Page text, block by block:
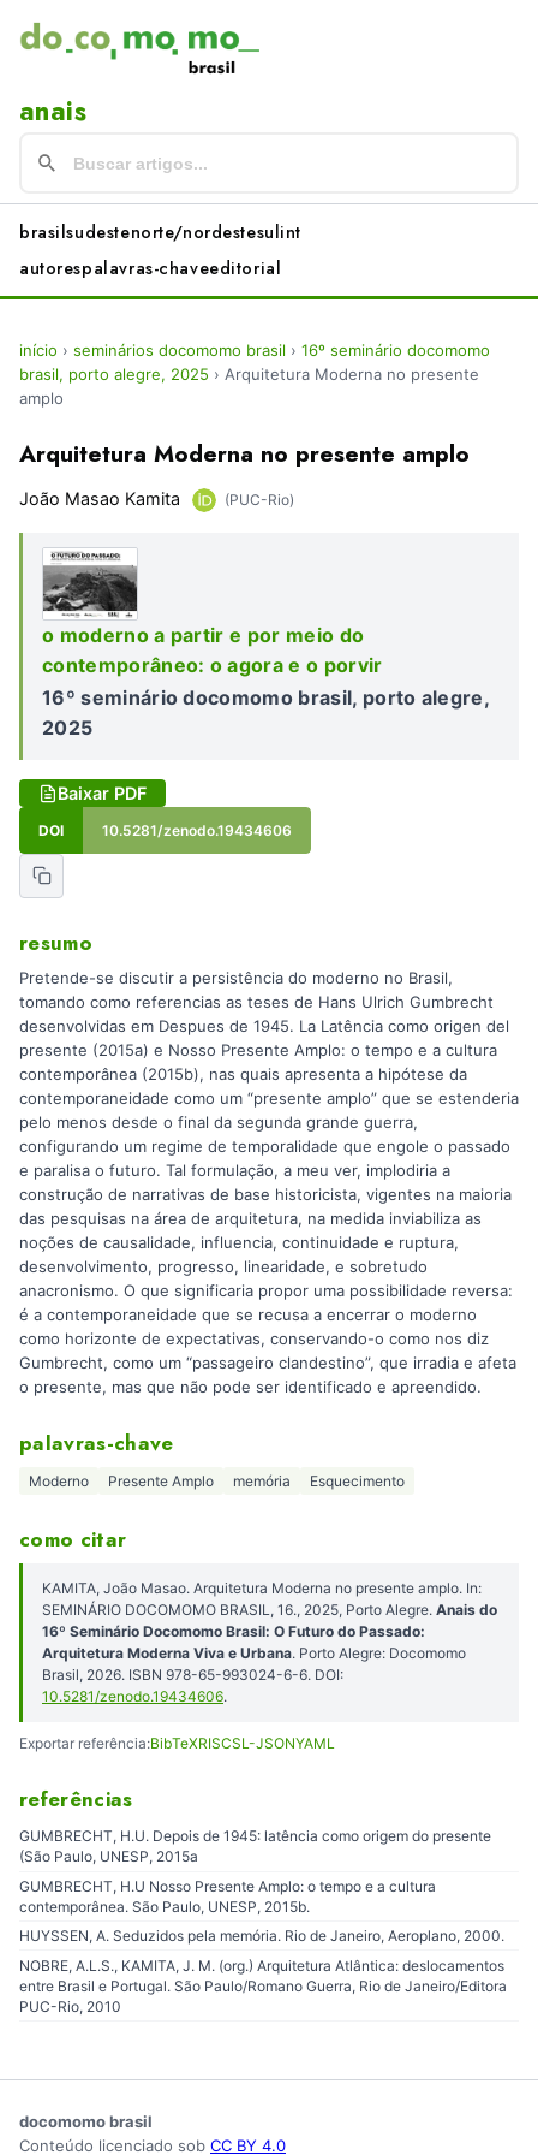
anais
brasilsudestenorte/nordestesulint
autorespalavras-chaveeditorial
início › seminários docomomo brasil › 16º seminário docomomo
brasil, porto alegre, 2025 › Arquitetura Moderna no presente
amplo
Arquitetura Moderna no presente amplo
João Masao Kamita (PUC-Rio)
o moderno a partir e por meio do
contemporâneo: o agora e o porvir
16º seminário docomomo brasil, porto alegre,
2025
Baixar PDF
DOI 10.5281/zenodo.19434606
resumo
Pretende-se discutir a persistência do moderno no Brasil,
tomando como referencias as teses de Hans Ulrich Gumbrecht
desenvolvidas em Despues de 1945. La Latência como origen del
presente (2015a) e Nosso Presente Amplo: o tempo e a cultura
contemporânea (2015b), nas quais apresenta a hipótese da
contemporaneidade como um “presente amplo” que se estenderia
pelo menos desde o final da segunda grande guerra,
configurando um regime de temporalidade que engole o passado
e paralisa o futuro. Tal formulação, a meu ver, implodiria a
construção de narrativas de base historicista, vigentes na maioria
das pesquisas na área de arquitetura, na medida inviabiliza as
noções de causalidade, influencia, continuidade e ruptura,
desenvolvimento, progresso, linearidade, e sobretudo
anacronismo. O que significaria propor uma possibilidade reversa:
é a contemporaneidade que se recusa a encerrar o moderno
como horizonte de expectativas, conservando-o como nos diz
Gumbrecht, como um “passageiro clandestino”, que irradia e afeta
o presente, mas que não pode ser identificado e apreendido.
palavras-chave
Moderno Presente Amplo memória Esquecimento
como citar
KAMITA, João Masao. Arquitetura Moderna no presente amplo. In:
SEMINÁRIO DOCOMOMO BRASIL, 16., 2025, Porto Alegre. Anais do
16º Seminário Docomomo Brasil: O Futuro do Passado:
Arquitetura Moderna Viva e Urbana. Porto Alegre: Docomomo
Brasil, 2026. ISBN 978-65-993024-6-6. DOI:
10.5281/zenodo.19434606.
Exportar referência:BibTeXRISCSL-JSONYAML
referências
GUMBRECHT, H.U. Depois de 1945: latência como origem do presente
(São Paulo, UNESP, 2015a
GUMBRECHT, H.U Nosso Presente Amplo: o tempo e a cultura
contemporânea. São Paulo, UNESP, 2015b.
HUYSSEN, A. Seduzidos pela memória. Rio de Janeiro, Aeroplano, 2000.
NOBRE, A.L.S., KAMITA, J. M. (org.) Arquitetura Atlântica: deslocamentos
entre Brasil e Portugal. São Paulo/Romano Guerra, Rio de Janeiro/Editora
PUC-Rio, 2010
docomomo brasil
Conteúdo licenciado sob CC BY 4.0